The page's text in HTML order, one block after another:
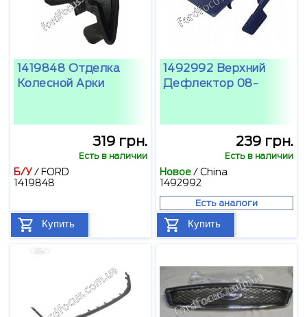
1419848 Отделка
Колесной Арки
319 грн.
Есть в наличии
Б/У/ FORD
1419848
Купить
1492992 Верхний
Дефлектор 08-
239 грн.
Есть в наличии
Новое/China
1492992
Есть аналоги
Купить